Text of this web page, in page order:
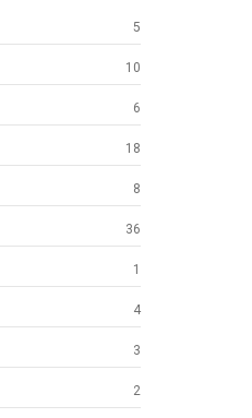
5
10
6
18
8
36
1
4
3
2